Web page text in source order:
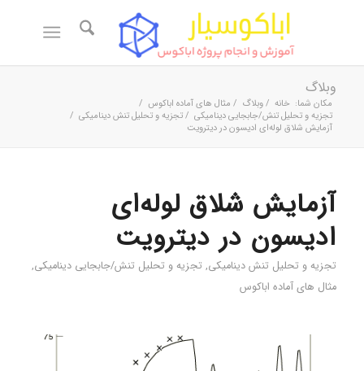
وبلاگ
مکان شما: خانه / وبلاگ / مثال های آماده اباکوس /
تجزیه و تحلیل تنش/جابجایی دینامیکی / تجزیه و تحلیل تنش دینامیکی /
آزمایش شلاق لوله‌ای ادیسون در دیترویت
آزمایش شلاق لوله‌ای
ادیسون در دیترویت
تجزیه و تحلیل تنش دینامیکی, تجزیه و تحلیل تنش/جابجایی دینامیکی,
مثال های آماده اباکوس